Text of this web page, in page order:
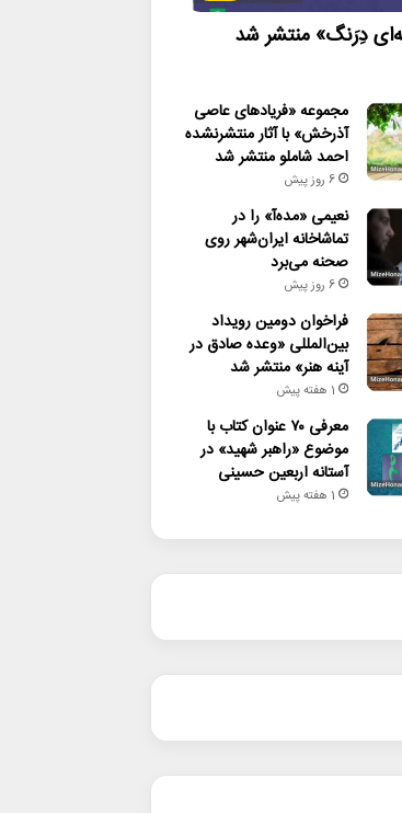
دِرَنگ» منتشر شد
مجموعه «فریادهای عاصی
آذرخش» با آثار منتشرنشده
احمد شاملو منتشر شد
6 روز پیش
نعیمی «مده‌آ» را در
تماشاخانه ایران‌شهر روی
صحنه می‌برد
6 روز پیش
فراخوان دومین رویداد
بین‌المللی «وعده صادق در
آینه هنر» منتشر شد
1 هفته پیش
معرفی ۷۰ عنوان کتاب با
موضوع «راهبر شهید» در
آستانه اربعین حسینی
1 هفته پیش